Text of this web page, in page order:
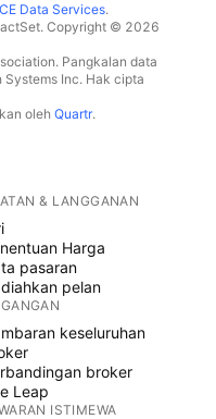
Data Services.
Copyright © 2026
Pangkalan data
Systems Inc. Hak cipta
oleh Quartr.
& LANGGANAN
Harga
pasaran
pelan
keseluruhan
broker
Leap
ISTIMEWA